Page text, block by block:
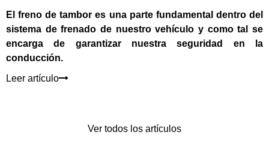
El freno de tambor es una parte fundamental dentro del
sistema de frenado de nuestro vehículo y como tal se
encarga de garantizar nuestra seguridad en la
conducción.
Leer artículo
Ver todos los artículos